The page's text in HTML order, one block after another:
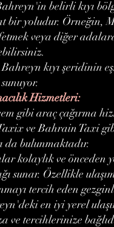
belirli kıyı
bir yoludur. Örneğin,
veya diğer
kıyı şeridinin
Hizmetleri:
gibi araç çağırma
ve Bahrain Taxi
da bulunmaktadır.
kolaylık ve önceden
sunar. Özellikle
tercih eden
en iyi yerel
ve tercihlerinize